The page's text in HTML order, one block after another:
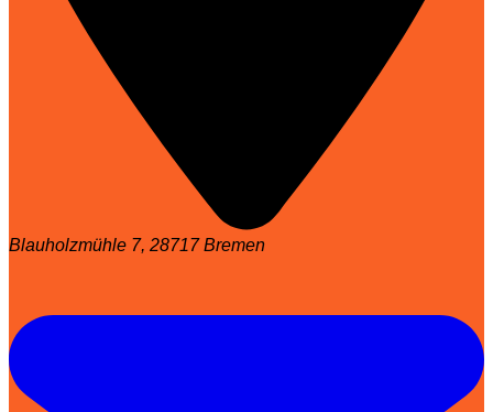
Blauholzmühle 7, 28717 Bremen